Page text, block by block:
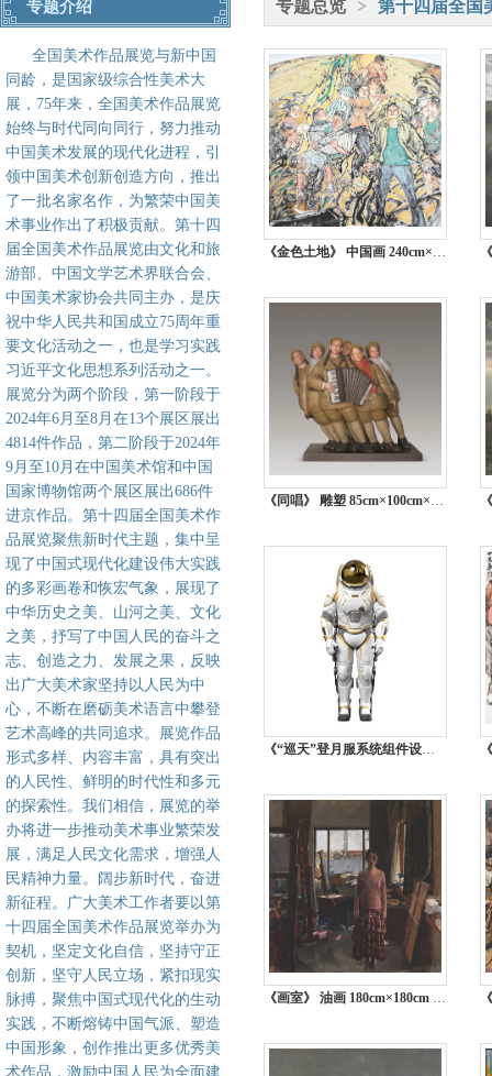
专题介绍
全国美术作品展览与新中国
同龄，是国家级综合性美术大
展，75年来，全国美术作品展览
始终与时代同向同行，努力推动
中国美术发展的现代化进程，引
领中国美术创新创造方向，推出
了一批名家名作，为繁荣中国美
术事业作出了积极贡献。第十四
届全国美术作品展览由文化和旅
游部、中国文学艺术界联合会、
中国美术家协会共同主办，是庆
祝中华人民共和国成立75周年重
要文化活动之一，也是学习实践
习近平文化思想系列活动之一。
展览分为两个阶段，第一阶段于
2024年6月至8月在13个展区展出
4814件作品，第二阶段于2024年
9月至10月在中国美术馆和中国
国家博物馆两个展区展出686件
进京作品。第十四届全国美术作
品展览聚焦新时代主题，集中呈
现了中国式现代化建设伟大实践
的多彩画卷和恢宏气象，展现了
中华历史之美、山河之美、文化
之美，抒写了中国人民的奋斗之
志、创造之力、发展之果，反映
出广大美术家坚持以人民为中
心，不断在磨砺美术语言中攀登
艺术高峰的共同追求。展览作品
形式多样、内容丰富，具有突出
的人民性、鲜明的时代性和多元
的探索性。我们相信，展览的举
办将进一步推动美术事业繁荣发
展，满足人民文化需求，增强人
民精神力量。阔步新时代，奋进
新征程。广大美术工作者要以第
十四届全国美术作品展览举办为
契机，坚定文化自信，坚持守正
创新，坚守人民立场，紧扣现实
脉搏，聚焦中国式现代化的生动
实践，不断熔铸中国气派、塑造
中国形象，创作推出更多优秀美
术作品，激励中国人民为全面建
专题总览 > 第十四届全国
《金色土地》 中国画 240cm×240cm 沈晓明 浙江
《同唱》 雕塑 85cm×100cm×50cm 孙妍 吉林
《“巡天”登月服系统组件设计》 艺术设计（工业设计）155cm×155cm×210cm 胡永攀、袁侨伟、冯寄候、赖轩、孙元明、周敦颐、文华祥、李林熙 重庆
《画室》 油画 180cm×180cm 刘宇轩 重庆